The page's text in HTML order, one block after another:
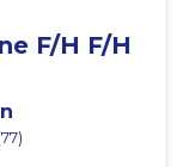
F/H F/H